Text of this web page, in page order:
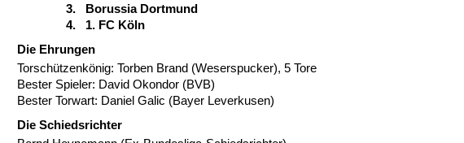
3. Borussia Dortmund
4. 1. FC Köln
Die Ehrungen
Torschützenkönig: Torben Brand (Weserspucker), 5 Tore
Bester Spieler: David Okondor (BVB)
Bester Torwart: Daniel Galic (Bayer Leverkusen)
Die Schiedsrichter